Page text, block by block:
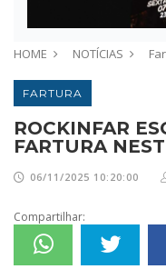
HOME NOTÍCIAS
FARTURA
ROCKINFAR
FARTURA
06/11/2025 10:20:00
Compartilhar: